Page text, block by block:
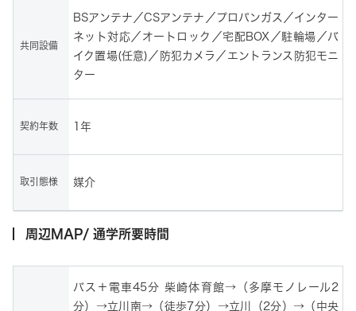
共同設備
BSアンテナ／CSアンテナ／プロパンガス／インター
ネット対応／オートロック／宅配BOX／駐輪場／バ
イク置場(任意)／防犯カメラ／エントランス防犯モニ
ター
契約年数 1年
取引態様 媒介
周辺MAP/ 通学所要時間
バス＋電車45分 柴崎体育館→（多摩モノレール2
分）→立川南→（徒歩7分）→立川（2分）→（中央